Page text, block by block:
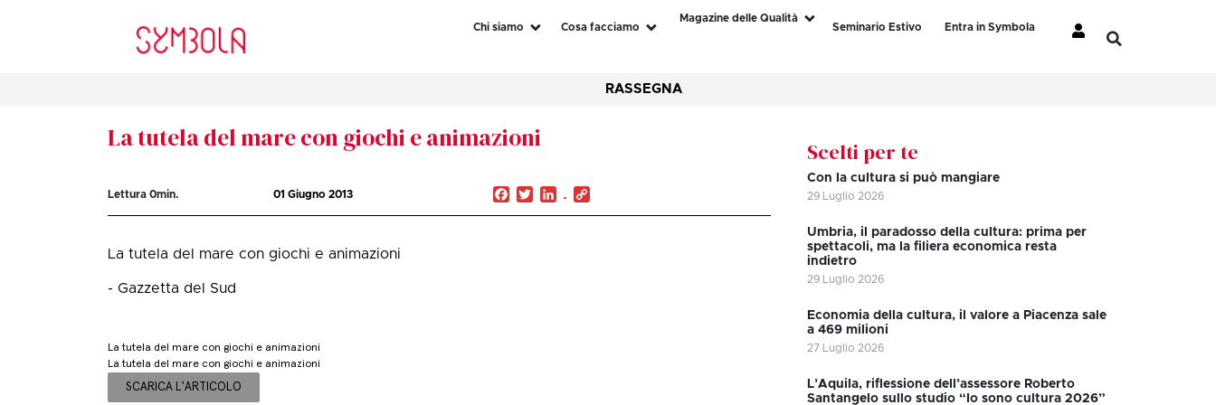
Chi siamo Cosa facciamo
Magazine delle Qualità
Seminario Estivo
Entra in Symbola
RASSEGNA
La tutela del mare con giochi e animazioni
Lettura0min. 01 Giugno 2013 Facebook
TwitterLinkedIn
La tutela del mare con giochi e animazioni
- Gazzetta del Sud
La tutela del mare con giochi e animazioni
La tutela del mare con giochi e animazioni
SCARICA L'ARTICOLO
Scelti per te
Con la cultura si può mangiare
29 Luglio 2026
Umbria, il paradosso della cultura: prima per
spettacoli, ma la filiera economica resta
indietro
29 Luglio 2026
Economia della cultura, il valore a Piacenza sale
a 469 milioni
27 Luglio 2026
L’Aquila, riflessione dell’assessore Roberto
Santangelo sullo studio “Io sono cultura 2026”